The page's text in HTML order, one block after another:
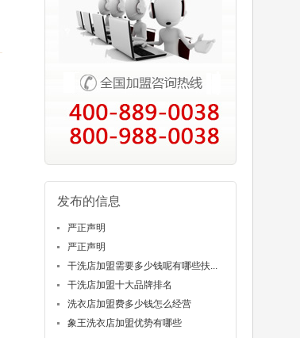
发布的信息
严正声明
严正声明
干洗店加盟需要多少钱呢有哪些扶...
干洗店加盟十大品牌排名
洗衣店加盟费多少钱怎么经营
象王洗衣店加盟优势有哪些